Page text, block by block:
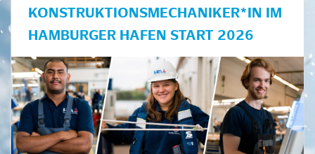
KONSTRUKTIONSMECHANIKER*IN IM
HAMBURGER HAFEN START 2026